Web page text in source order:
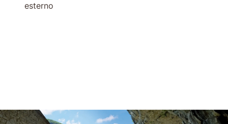
esterno
Vai ai contenuti della pagina
Vai all'intestazione della pagina